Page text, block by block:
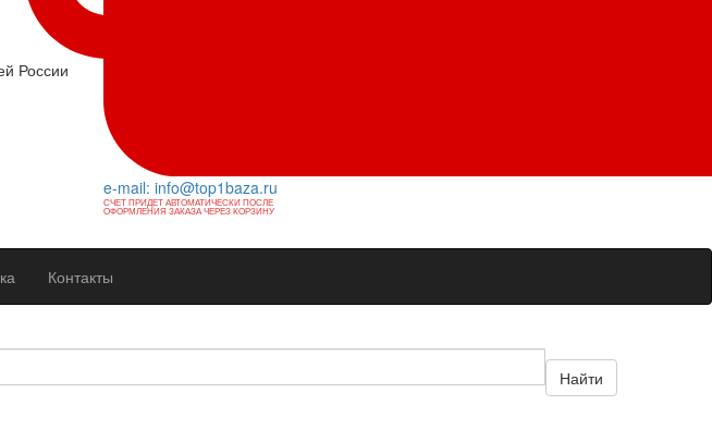
России
e-mail: info@top1baza.ru
СЧЕТ ПРИДЕТ АВТОМАТИЧЕСКИ ПОСЛЕ
ОФОРМЛЕНИЯ ЗАКАЗА ЧЕРЕЗ КОРЗИНУ
Контакты
Найти